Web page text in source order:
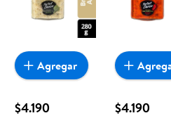
$4.190
Agregar
$4.190